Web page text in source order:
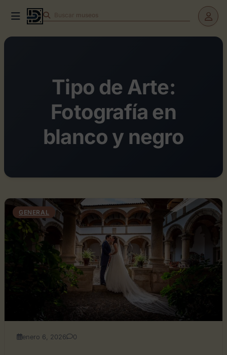
Buscar museos
Tipo de Arte:
Fotografía en
blanco y negro
GENERAL
enero 6, 2026 0